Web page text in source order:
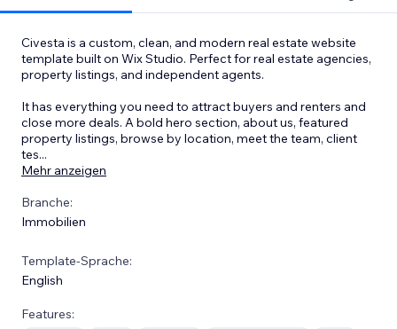
Civesta is a custom, clean, and modern real estate website
template built on Wix Studio. Perfect for real estate agencies,
property listings, and independent agents.
It has everything you need to attract buyers and renters and
close more deals. A bold hero section, about us, featured
property listings, browse by location, meet the team, client
tes...
Mehr anzeigen
Branche:
Immobilien
Template-Sprache:
English
Features: